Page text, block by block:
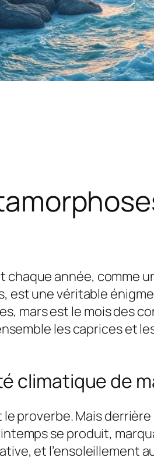
année, comme
est une véritable
mars est le mois des
les caprices et
climatique de
proverbe. Mais
se produit,
et l’ensoleillement